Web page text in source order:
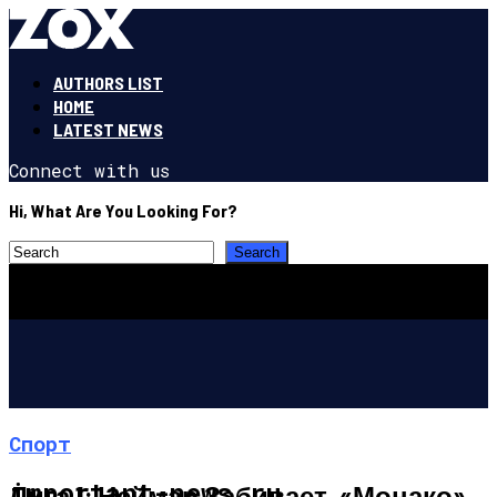
AUTHORS LIST
HOME
LATEST NEWS
Connect with us
Hi, What Are You Looking For?
Спорт